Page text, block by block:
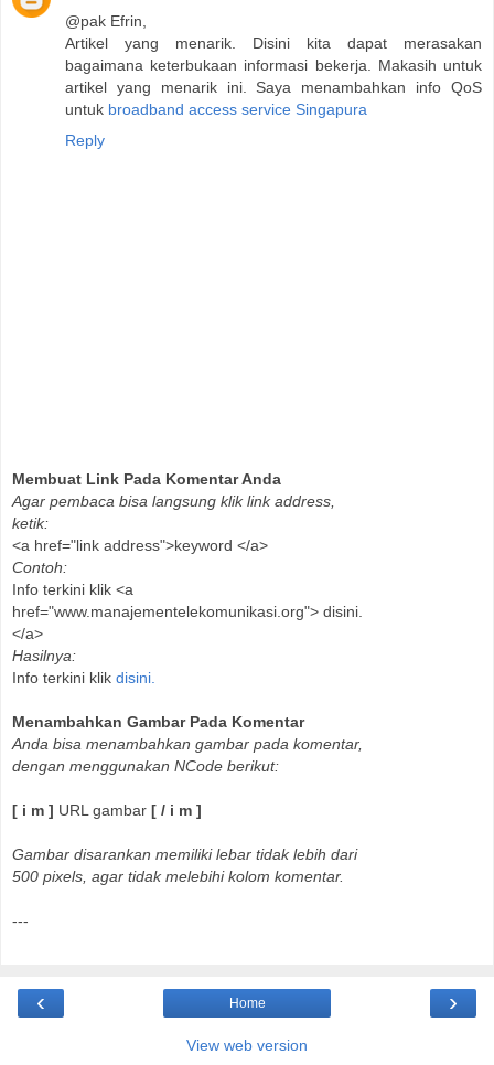
@pak Efrin,
Artikel yang menarik. Disini kita dapat merasakan
bagaimana keterbukaan informasi bekerja. Makasih untuk
artikel yang menarik ini. Saya menambahkan info QoS
untuk broadband access service Singapura
Reply
Membuat Link Pada Komentar Anda
Agar pembaca bisa langsung klik link address,
ketik:
<a href="link address">keyword </a>
Contoh:
Info terkini klik <a
href="www.manajementelekomunikasi.org"> disini.
</a>
Hasilnya:
Info terkini klik disini.
Menambahkan Gambar Pada Komentar
Anda bisa menambahkan gambar pada komentar,
dengan menggunakan NCode berikut:
[ i m ] URL gambar [ / i m ]
Gambar disarankan memiliki lebar tidak lebih dari
500 pixels, agar tidak melebihi kolom komentar.
---
‹ ›
Home
View web version